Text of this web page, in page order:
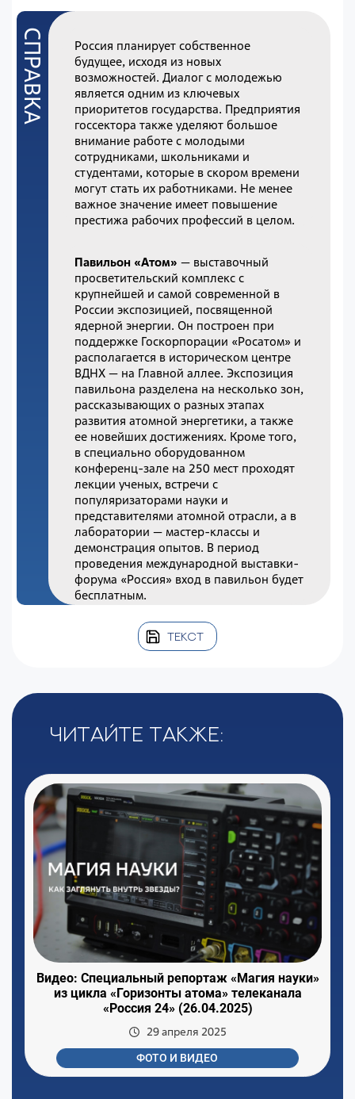
Россия планирует собственное
будущее, исходя из новых
возможностей. Диалог с молодежью
является одним из ключевых
приоритетов государства. Предприятия
госсектора также уделяют большое
внимание работе с молодыми
сотрудниками, школьниками и
студентами, которые в скором времени
могут стать их работниками. Не менее
важное значение имеет повышение
престижа рабочих профессий в целом.
Павильон «Атом» — выставочный
просветительский комплекс с
крупнейшей и самой современной в
России экспозицией, посвященной
ядерной энергии. Он построен при
поддержке Госкорпорации «Росатом» и
располагается в историческом центре
ВДНХ — на Главной аллее. Экспозиция
павильона разделена на несколько зон,
рассказывающих о разных этапах
развития атомной энергетики, а также
ее новейших достижениях. Кроме того,
в специально оборудованном
конференц-зале на 250 мест проходят
лекции ученых, встречи с
популяризаторами науки и
представителями атомной отрасли, а в
лаборатории — мастер-классы и
демонстрация опытов. В период
проведения международной выставки-
форума «Россия» вход в павильон будет
бесплатным.
ТЕКСТ
Читайте также:
Видео: Специальный репортаж «Магия науки»
из цикла «Горизонты атома» телеканала
«Россия 24» (26.04.2025)
29 апреля 2025
ФОТО И ВИДЕО